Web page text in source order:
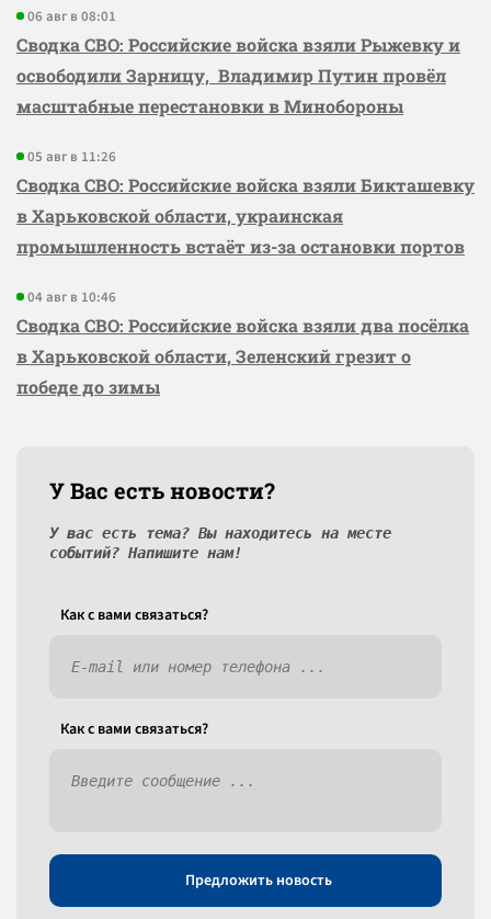
06 авг в 08:01
Сводка СВО: Российские войска взяли Рыжевку и
освободили Зарницу, Владимир Путин провёл
масштабные перестановки в Минобороны
05 авг в 11:26
Сводка СВО: Российские войска взяли Бикташевку
в Харьковской области, украинская
промышленность встаёт из-за остановки портов
04 авг в 10:46
Сводка СВО: Российские войска взяли два посёлка
в Харьковской области, Зеленский грезит о
победе до зимы
У Вас есть новости?
У вас есть тема? Вы находитесь на месте
событий? Напишите нам!
Как c вами связаться?
Как c вами связаться?
Предложить новость